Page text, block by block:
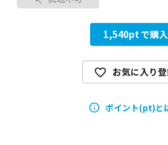
1,540pt で購入
お気に入り
ポイント(pt)と